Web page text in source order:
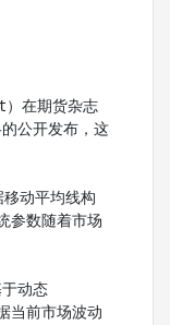
在期货杂志
公开发布，这
动平均线构
参数随着市场
动态
当前市场波动